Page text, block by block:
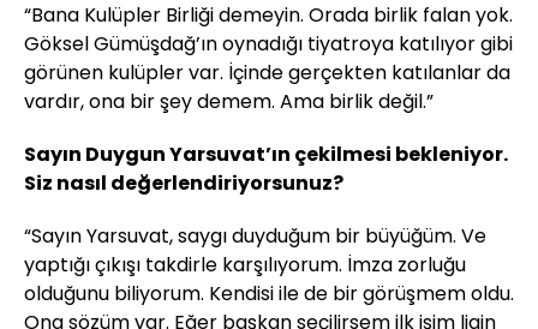
“Bana Kulüpler Birliği demeyin. Orada birlik falan yok.
Göksel Gümüşdağ’ın oynadığı tiyatroya katılıyor gibi
görünen kulüpler var. İçinde gerçekten katılanlar da
vardır, ona bir şey demem. Ama birlik değil.”
Sayın Duygun Yarsuvat’ın çekilmesi bekleniyor.
Siz nasıl değerlendiriyorsunuz?
“Sayın Yarsuvat, saygı duyduğum bir büyüğüm. Ve
yaptığı çıkışı takdirle karşılıyorum. İmza zorluğu
olduğunu biliyorum. Kendisi ile de bir görüşmem oldu.
Ona sözüm var. Eğer başkan seçilirsem ilk işim ligin